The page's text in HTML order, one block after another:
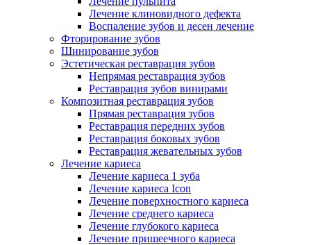
Лечение клиновидного дефекта
Воспаление зубов и десен лечение
Фторирование зубов
Шинирование зубов
Эстетическая реставрация зубов
Непрямая реставрация зубов
Реставрация зубов винирами
Композитная реставрация зубов
Прямая реставрация зубов
Реставрация передних зубов
Реставрация боковых зубов
Реставрация жевательных зубов
Лечение кариеса
Лечение кариеса 1 зуба
Лечение кариеса Icon
Лечение поверхностного кариеса
Лечение среднего кариеса
Лечение глубокого кариеса
Лечение пришеечного кариеса